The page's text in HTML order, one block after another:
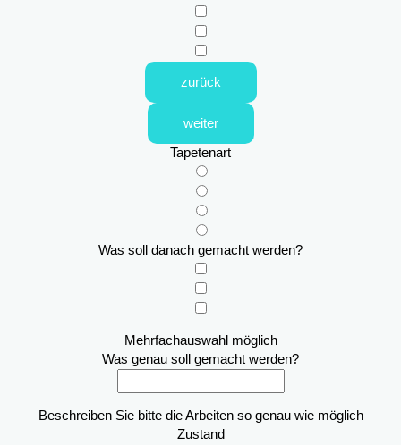
zurück
weiter
Tapetenart
Was soll danach gemacht werden?
Mehrfachauswahl möglich
Was genau soll gemacht werden?
Beschreiben Sie bitte die Arbeiten so genau wie möglich
Zustand